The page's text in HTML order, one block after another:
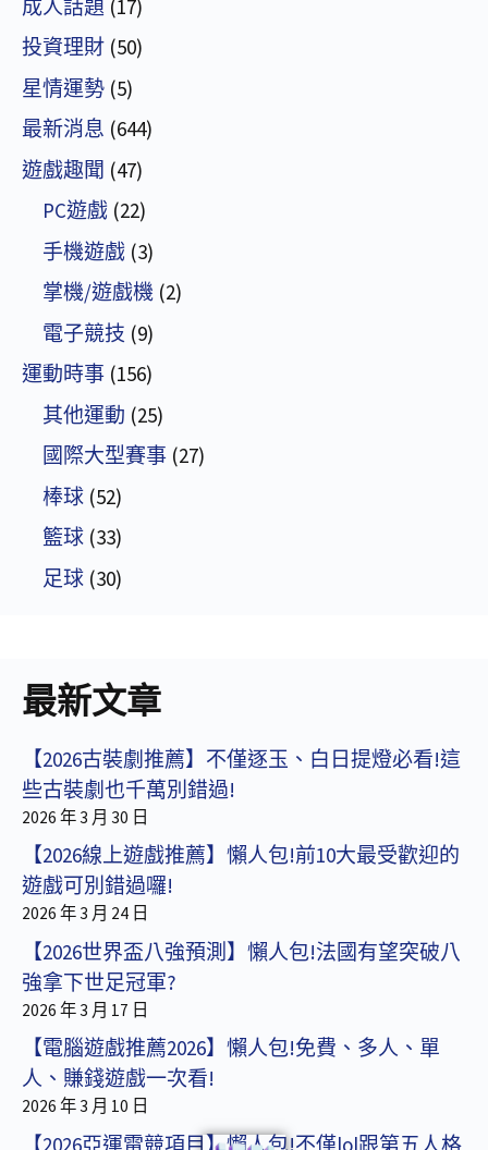
成人話題 (17)
投資理財 (50)
星情運勢 (5)
最新消息 (644)
遊戲趣聞 (47)
PC遊戲 (22)
手機遊戲 (3)
掌機/遊戲機 (2)
電子競技 (9)
運動時事 (156)
其他運動 (25)
國際大型賽事 (27)
棒球 (52)
籃球 (33)
足球 (30)
最新文章
【2026古裝劇推薦】不僅逐玉、白日提燈必看!這
些古裝劇也千萬別錯過!
2026 年 3 月 30 日
【2026線上遊戲推薦】懶人包!前10大最受歡迎的
遊戲可別錯過囉!
2026 年 3 月 24 日
【2026世界盃八強預測】懶人包!法國有望突破八
強拿下世足冠軍?
2026 年 3 月 17 日
【電腦遊戲推薦2026】懶人包!免費、多人、單
人、賺錢遊戲一次看!
2026 年 3 月 10 日
【2026亞運電競項目】懶人包!不僅lol跟第五人格